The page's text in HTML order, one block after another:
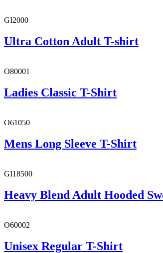
GI2000
Ultra Cotton Adult T-shirt
O80001
Ladies Classic T-Shirt
O61050
Mens Long Sleeve T-Shirt
GI18500
Heavy Blend Adult Hooded
O60002
Unisex Regular T-Shirt